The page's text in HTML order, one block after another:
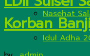
Nasehat
Idul Adha
Korban